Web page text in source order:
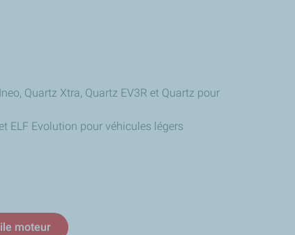
Quartz Xtra, Quartz EV3R et Quartz pour
ELF Evolution pour véhicules légers
moteur